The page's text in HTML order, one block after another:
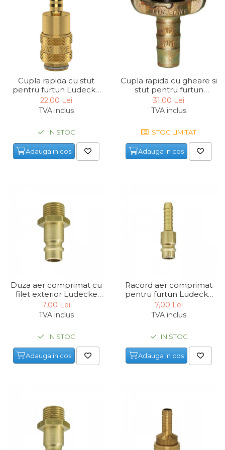
Pompa transfer lichide
Cric Manual
Ulei Hidraulic
Palan
Dinamometric
Auto
Schimbare Lichid Frana
Scule pentru coloana de
esapament
Surubelnite
Scule Tamplarie
Baroase
Set Biti
Adaptoare Pentru Biti
Cupla rapida cu stut
pentru furtun Ludecke
ESM8T, Ø8 mm
22,00 Lei
TVA inclus
IN STOC
Adauga in cos
Cupla rapida cu gheare si
stut pentru furtun
Ludecke SKG25, 1", Ø25
mm
31,00 Lei
TVA inclus
STOC LIMITAT
Adauga in cos
Duza aer comprimat cu
filet exterior Ludecke
ES14NA
7,00 Lei
TVA inclus
IN STOC
Adauga in cos
Racord aer comprimat
pentru furtun Ludecke
ES13S, 1/2", Ø13 mm
7,00 Lei
TVA inclus
IN STOC
Adauga in cos